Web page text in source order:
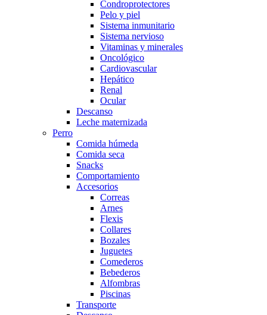
Condroprotectores
Pelo y piel
Sistema inmunitario
Sistema nervioso
Vitaminas y minerales
Oncológico
Cardiovascular
Hepático
Renal
Ocular
Descanso
Leche maternizada
Perro
Comida húmeda
Comida seca
Snacks
Comportamiento
Accesorios
Correas
Arnes
Flexis
Collares
Bozales
Juguetes
Comederos
Bebederos
Alfombras
Piscinas
Transporte